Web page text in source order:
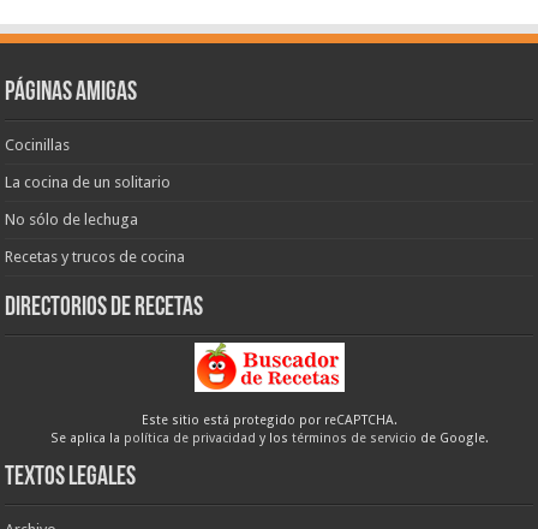
Páginas amigas
Cocinillas
La cocina de un solitario
No sólo de lechuga
Recetas y trucos de cocina
Directorios de recetas
Este sitio está protegido por reCAPTCHA.
Se aplica la política de privacidad y los términos de servicio de Google.
Textos legales